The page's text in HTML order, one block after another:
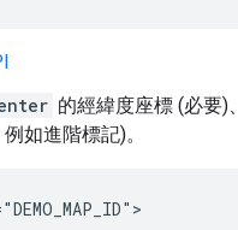
的經緯度座標 (必要)、
如進階標記)。